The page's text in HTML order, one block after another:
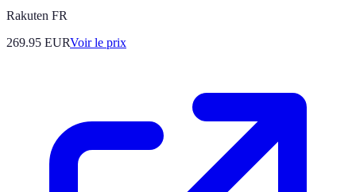
Rakuten FR
269.95 EURVoir le prix